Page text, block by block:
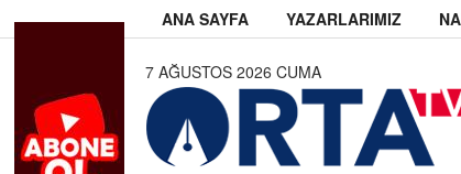
ANA SAYFA YAZARLARIMIZ
7 AĞUSTOS 2026 CUMA